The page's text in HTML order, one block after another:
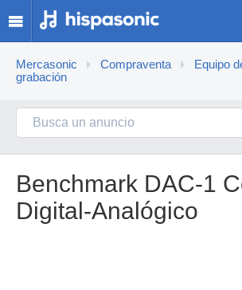
Mercasonic Compraventa
Equipo
grabación
Benchmark DAC-1
Digital-Analógico